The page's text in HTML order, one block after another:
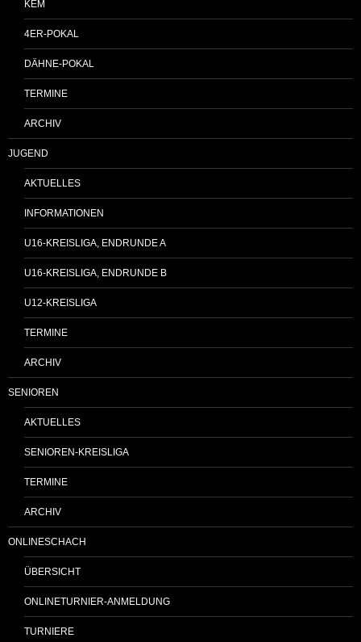
KEM
4ER-POKAL
DÄHNE-POKAL
TERMINE
ARCHIV
JUGEND
AKTUELLES
INFORMATIONEN
U16-KREISLIGA, ENDRUNDE A
U16-KREISLIGA, ENDRUNDE B
U12-KREISLIGA
TERMINE
ARCHIV
SENIOREN
AKTUELLES
SENIOREN-KREISLIGA
TERMINE
ARCHIV
ONLINESCHACH
ÜBERSICHT
ONLINETURNIER-ANMELDUNG
TURNIERE